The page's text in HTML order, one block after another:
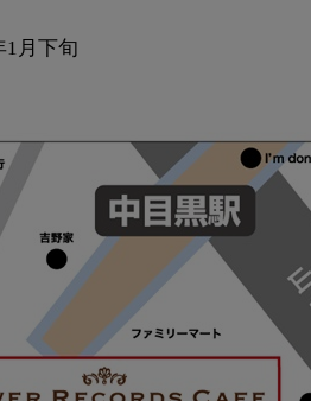
1月下旬